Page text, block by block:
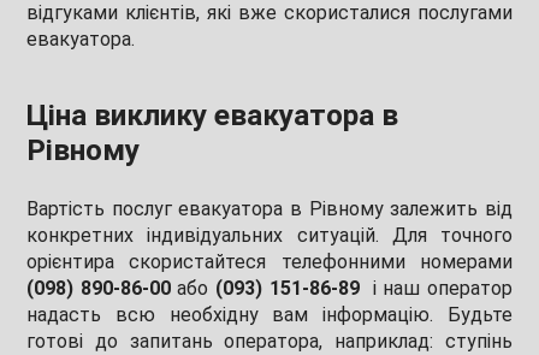
відгуками клієнтів, які вже скористалися послугами
евакуатора.
Ціна виклику евакуатора в
Рівному
Вартість послуг евакуатора в Рівному залежить від
конкретних індивідуальних ситуацій. Для точного
орієнтира скористайтеся телефонними номерами
(098) 890-86-00або (093) 151-86-89 і наш оператор
надасть всю необхідну вам інформацію. Будьте
готові до запитань оператора, наприклад: ступінь